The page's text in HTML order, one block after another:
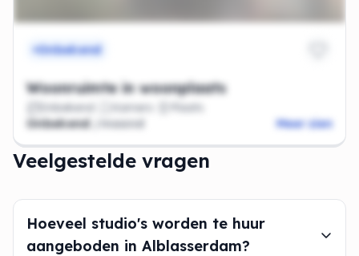
Onbekend
Woonruimte in woonplaats
Onbekend Kamers
Plaats
Onbekend
/maand Meer zien
Veelgestelde vragen
Hoeveel studio's worden te huur
aangeboden in Alblasserdam?